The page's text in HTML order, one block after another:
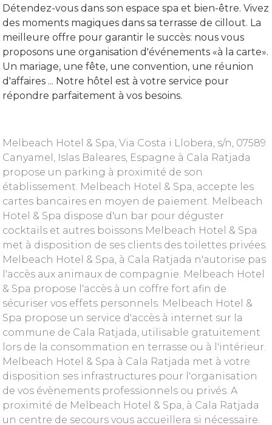
Détendez-vous dans son espace spa et bien-être. Vivez
des moments magiques dans sa terrasse de cillout. La
meilleure offre pour garantir le succès: nous vous
proposons une organisation d'événements «à la carte».
Un mariage, une fête, une convention, une réunion
d'affaires ... Notre hôtel est à votre service pour
répondre parfaitement à vos besoins.
Melbeach Hotel & Spa, Via Costa i Llobera, s/n, 07589
Canyamel, Islas Baleares, Espagne à Cala Ratjada
propose un parking à proximité de son
établissement. Melbeach Hotel & Spa, accepte les
cartes bancaires en moyen de paiement. Melbeach
Hotel & Spa dispose d'un bar pour déguster
cocktails et autres boissons Melbeach Hotel & Spa
met à disposition de ses clients des toilettes privées.
Melbeach Hotel & Spa, à Cala Ratjada n'autorise pas
l'accès aux animaux de compagnie. Melbeach Hotel
& Spa propose l'accès à un coffre fort afin de
sécuriser vos effets personnels. Melbeach Hotel &
Spa propose un service d'accès à internet sur la
commune de Cala Ratjada, utilisable gratuitement
lors de la consommation en terrasse ou à l'intérieur.
Melbeach Hotel & Spa à Cala Ratjada met à votre
disposition ses infrastructures pour l'organisation
de vos évènements professionnels ou privés. A
proximité de Melbeach Hotel & Spa, à Cala Ratjada
un centre de secours vous accueillera si nécessaire.